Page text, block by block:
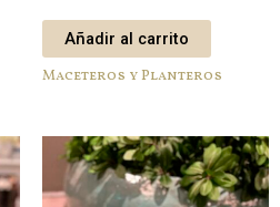
Añadir al carrito
Maceteros y Planteros